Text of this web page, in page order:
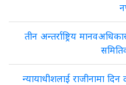
तीन अन्तर्राष्ट्रिय
न्यायाधीशलाई राजीनामा दिन